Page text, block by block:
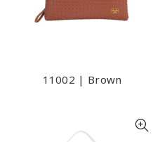
11002 | Brown